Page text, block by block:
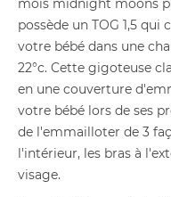
mois midnight moons
possède un TOG 1,5
votre bébé dans une
22°c. Cette gigoteuse
en une couverture
votre bébé lors de ses
de l'emmailloter de 3
l'intérieur, les bras à
visage.